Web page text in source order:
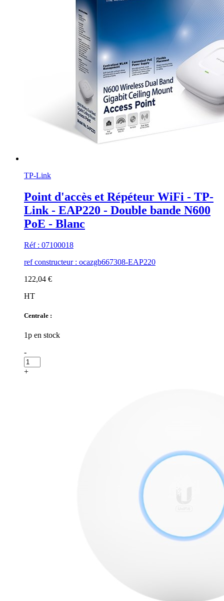
TP-Link
Point d'accès et Répéteur WiFi - TP-
Link - EAP220 - Double bande N600
PoE - Blanc
Réf : 07100018
ref constructeur : ocazgb667308-EAP220
122,04 €
HT
Centrale :
1p en stock
-
+